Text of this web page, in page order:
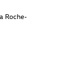
Roche-